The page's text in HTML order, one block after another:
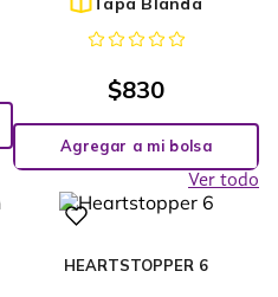
$830
Agregar a mi bolsa
Ver todo
HEARTSTOPPER 6